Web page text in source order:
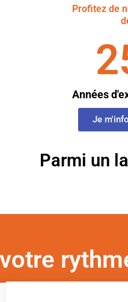
Profitez de
Années
Je
Parmi un